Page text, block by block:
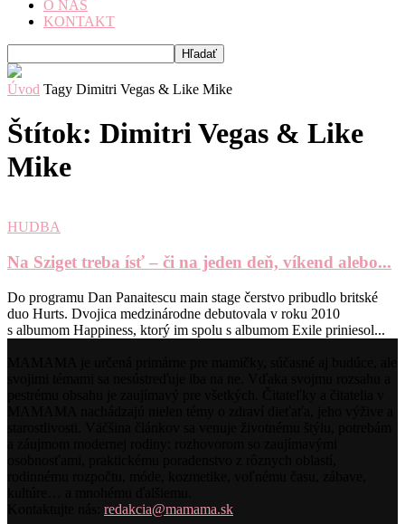
O NÁS
KONTAKT
Úvod Tagy Dimitri Vegas & Like Mike
Štítok: Dimitri Vegas & Like
Mike
HUDBA
Na Sziget treba ísť – či na jeden deň, víkend alebo...
Do programu Dan Panaitescu main stage čerstvo pribudlo britské
duo Hurts. Dvojica medzinárodne debutovala v roku 2010
s albumom Happiness, ktorý im spolu s albumom Exile priniesol...
redakcia@mamama.sk